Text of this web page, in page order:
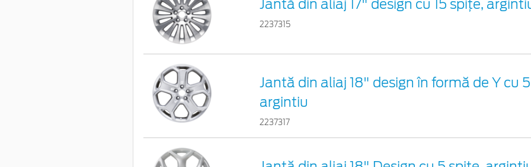
Jantă din aliaj 17" design cu 15 spiţe,
2237315
Jantă din aliaj 18" design în formă de Y cu
argintiu
2237317